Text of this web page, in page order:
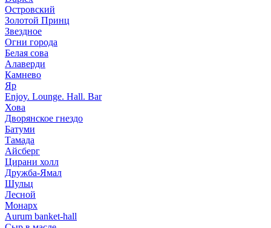
Островский
Золотой Принц
Звездное
Огни города
Белая сова
Алаверди
Камнево
Яр
Enjoy. Lounge. Hall. Bar
Хова
Дворянское гнездо
Батуми
Тамада
Айсберг
Цирани холл
Дружба-Ямал
Шульц
Лесной
Монарх
Aurum banket-hall